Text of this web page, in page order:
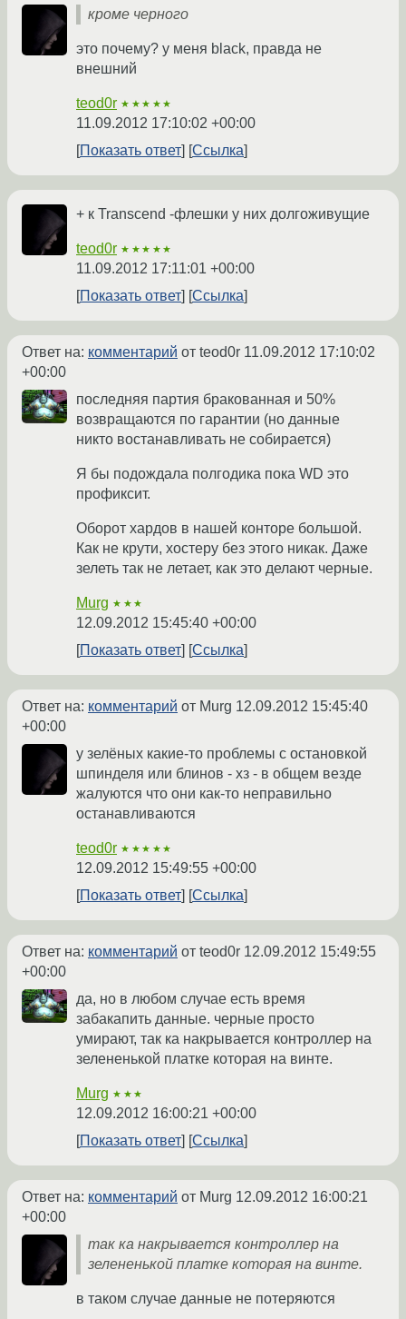
кроме черного
это почему? у меня black, правда не
внешний
teod0r ★★★★★
11.09.2012 17:10:02 +00:00
Показать ответ
Ссылка
+ к Transcend -флешки у них долгоживущие
teod0r ★★★★★
11.09.2012 17:11:01 +00:00
Показать ответ
Ссылка
Ответ на: комментарий от teod0r 11.09.2012 17:10:02
+00:00
последняя партия бракованная и 50%
возвращаются по гарантии (но данные
никто востанавливать не собирается)
Я бы подождала полгодика пока WD это
профиксит.
Оборот хардов в нашей конторе большой.
Как не крути, хостеру без этого никак. Даже
зелеть так не летает, как это делают черные.
Murg ★★★
12.09.2012 15:45:40 +00:00
Показать ответ
Ссылка
Ответ на: комментарий от Murg 12.09.2012 15:45:40
+00:00
у зелёных какие-то проблемы с остановкой
шпинделя или блинов - хз - в общем везде
жалуются что они как-то неправильно
останавливаются
teod0r ★★★★★
12.09.2012 15:49:55 +00:00
Показать ответ
Ссылка
Ответ на: комментарий от teod0r 12.09.2012 15:49:55
+00:00
да, но в любом случае есть время
забакапить данные. черные просто
умирают, так ка накрывается контроллер на
зелененькой платке которая на винте.
Murg ★★★
12.09.2012 16:00:21 +00:00
Показать ответ
Ссылка
Ответ на: комментарий от Murg 12.09.2012 16:00:21
+00:00
так ка накрывается контроллер на
зелененькой платке которая на винте.
в таком случае данные не потеряются